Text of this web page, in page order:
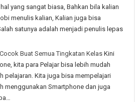
yang sangat biasa, Bahkan bila kalian
menulis kalian, Kalian juga bisa
satunya adalah menjadi penulis lepas
Buat Semua Tingkatan Kelas Kini
kita para Pelajar bisa lebih mudah
pelajaran. Kita juga bisa mempelajari
menggunakan Smartphone dan juga